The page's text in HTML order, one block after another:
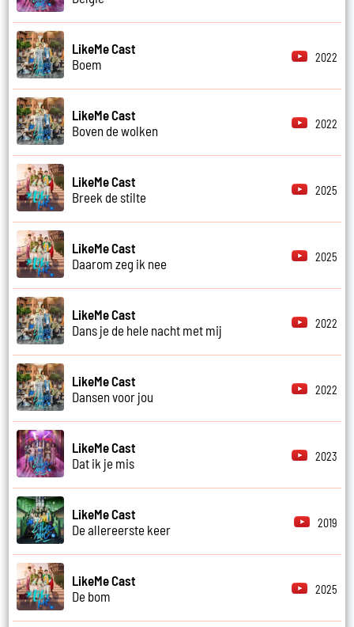
LikeMe Cast
Boem
2022
LikeMe Cast
Boven de wolken
2022
LikeMe Cast
Breek de stilte
2025
LikeMe Cast
Daarom zeg ik nee
2025
LikeMe Cast
Dans je de hele nacht met mij
2022
LikeMe Cast
Dansen voor jou
2022
LikeMe Cast
Dat ik je mis
2023
LikeMe Cast
De allereerste keer
2019
LikeMe Cast
De bom
2025